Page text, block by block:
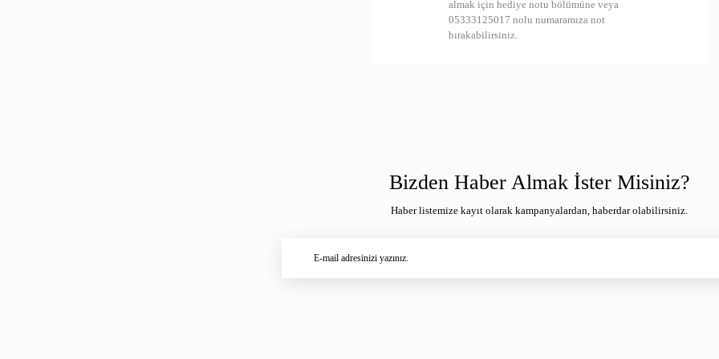
almak için hediye notu bölümüne veya
05333125017 nolu numaramıza not
bırakabilirsiniz.
Bizden Haber Almak İster Misiniz?
Haber listemize kayıt olarak kampanyalardan, haberdar olabilirsiniz.